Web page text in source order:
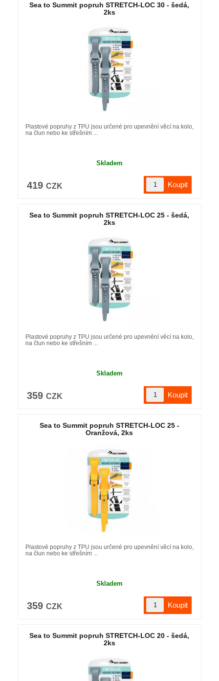
Sea to Summit popruh STRETCH-LOC 30 - šedá,
2ks
Plastové popruhy z TPU jsou určené pro upevnění věcí na kolo,
na člun nebo ke střešním ...
Skladem
419 CZK
Sea to Summit popruh STRETCH-LOC 25 - šedá,
2ks
Plastové popruhy z TPU jsou určené pro upevnění věcí na kolo,
na člun nebo ke střešním ...
Skladem
359 CZK
Sea to Summit popruh STRETCH-LOC 25 -
Oranžová, 2ks
Plastové popruhy z TPU jsou určené pro upevnění věcí na kolo,
na člun nebo ke střešním ...
Skladem
359 CZK
Sea to Summit popruh STRETCH-LOC 20 - šedá,
2ks